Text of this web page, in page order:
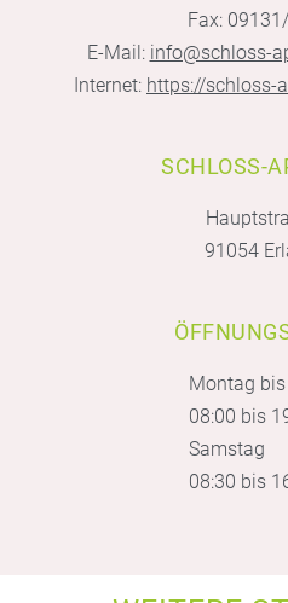
Fax:
E-Mail: info@schloss-
Internet: https://schloss-
SCHLOSS-
91054
Montag
08:00 bis
Samstag
08:30 bis